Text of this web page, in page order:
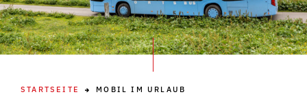
STARTSEITE MOBIL IM URLAUB